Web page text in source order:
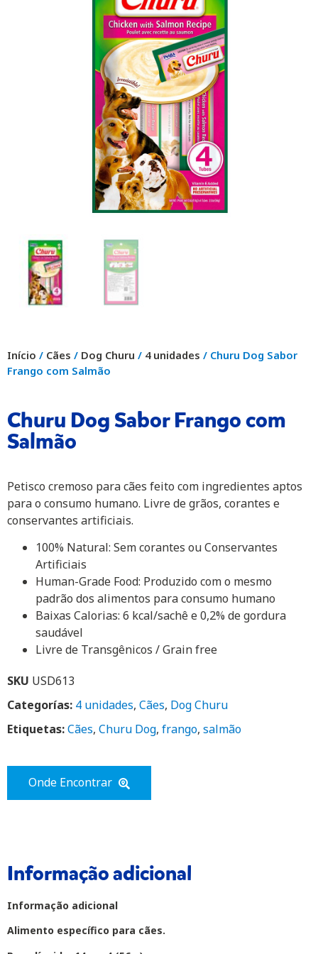
Início / Cães / Dog Churu / 4 unidades / Churu Dog Sabor
Frango com Salmão
Churu Dog Sabor Frango com
Salmão
Petisco cremoso para cães feito com ingredientes aptos
para o consumo humano. Livre de grãos, corantes e
conservantes artificiais.
100% Natural: Sem corantes ou Conservantes
Artificiais
Human-Grade Food: Produzido com o mesmo
padrão dos alimentos para consumo humano
Baixas Calorias: 6 kcal/sachê e 0,2% de gordura
saudável
Livre de Transgênicos / Grain free
SKU USD613
Categorías: 4 unidades, Cães, Dog Churu
Etiquetas:Cães, Churu Dog, frango, salmão
Onde Encontrar
Informação adicional
Informação adicional
Alimento específico para cães.